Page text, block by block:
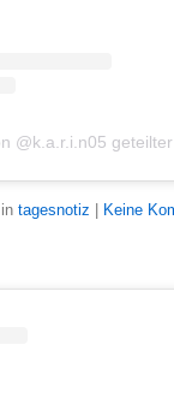
@k.a.r.i.n05
tagesnotiz | Keine